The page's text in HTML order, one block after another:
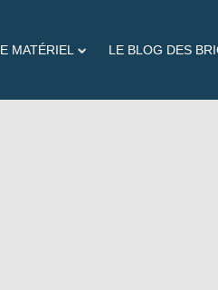
MATÉRIEL LE BLOG DES